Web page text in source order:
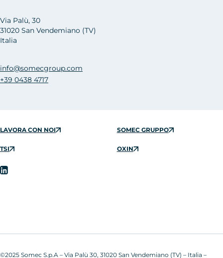
Via Palù, 30
31020 San Vendemiano (TV)
Italia
info@somecgroup.com
+39 0438 4717
LAVORA CON NOI SOMEC GRUPPO
TSI OXIN
©2025 Somec S.p.A – Via Palù 30, 31020 San Vendemiano (TV) – Italia –